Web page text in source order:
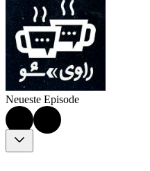
Neueste Episode